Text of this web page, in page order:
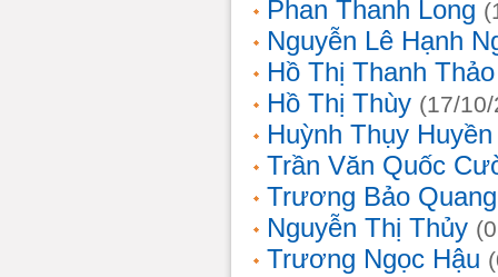
Phan Thanh Long
Nguyễn Lê Hạnh
Hồ Thị Thanh Thảo
Hồ Thị Thùy (17/
Huỳnh Thụy
Trần Văn Quốc
Trương Bảo
Nguyễn Thị Thủy
Trương Ngọc Hậu